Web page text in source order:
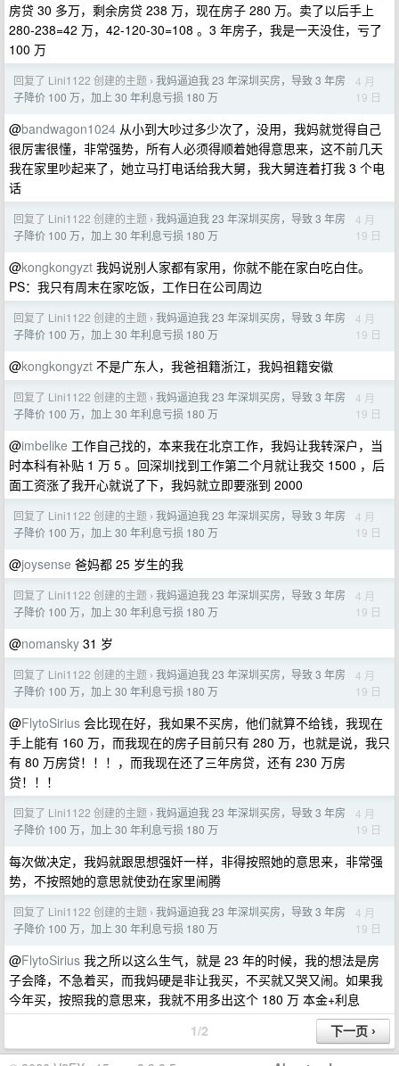
房贷 30 多万，剩余房贷 238 万，现在房子 280 万。卖了以后手上
280-238=42 万，42-120-30=108 。3 年房子，我是一天没住，亏了
100 万
回复了 Lini1122 创建的主题 › 我妈逼迫我 23 年深圳买房，导致 3 年房
子降价 100 万，加上 30 年利息亏损 180 万
4 月
19 日
@bandwagon1024 从小到大吵过多少次了，没用，我妈就觉得自己
很厉害很懂，非常强势，所有人必须得顺着她得意思来，这不前几天
我在家里吵起来了，她立马打电话给我大舅，我大舅连着打我 3 个电
话
回复了 Lini1122 创建的主题 › 我妈逼迫我 23 年深圳买房，导致 3 年房
子降价 100 万，加上 30 年利息亏损 180 万
4 月
19 日
@kongkongyzt 我妈说别人家都有家用，你就不能在家白吃白住。
PS：我只有周末在家吃饭，工作日在公司周边
回复了 Lini1122 创建的主题 › 我妈逼迫我 23 年深圳买房，导致 3 年房
子降价 100 万，加上 30 年利息亏损 180 万
4 月
19 日
@kongkongyzt 不是广东人，我爸祖籍浙江，我妈祖籍安徽
回复了 Lini1122 创建的主题 › 我妈逼迫我 23 年深圳买房，导致 3 年房
子降价 100 万，加上 30 年利息亏损 180 万
4 月
19 日
@imbelike 工作自己找的，本来我在北京工作，我妈让我转深户，当
时本科有补贴 1 万 5 。回深圳找到工作第二个月就让我交 1500 ，后
面工资涨了我开心就说了下，我妈就立即要涨到 2000
回复了 Lini1122 创建的主题 › 我妈逼迫我 23 年深圳买房，导致 3 年房
子降价 100 万，加上 30 年利息亏损 180 万
4 月
19 日
@joysense 爸妈都 25 岁生的我
回复了 Lini1122 创建的主题 › 我妈逼迫我 23 年深圳买房，导致 3 年房
子降价 100 万，加上 30 年利息亏损 180 万
4 月
19 日
@nomansky 31 岁
回复了 Lini1122 创建的主题 › 我妈逼迫我 23 年深圳买房，导致 3 年房
子降价 100 万，加上 30 年利息亏损 180 万
4 月
19 日
@FlytoSirius 会比现在好，我如果不买房，他们就算不给钱，我现在
手上能有 160 万，而我现在的房子目前只有 280 万，也就是说，我只
有 80 万房贷！！！，而我现在还了三年房贷，还有 230 万房
贷！！！
回复了 Lini1122 创建的主题 › 我妈逼迫我 23 年深圳买房，导致 3 年房
子降价 100 万，加上 30 年利息亏损 180 万
4 月
19 日
每次做决定，我妈就跟思想强奸一样，非得按照她的意思来，非常强
势，不按照她的意思就使劲在家里闹腾
回复了 Lini1122 创建的主题 › 我妈逼迫我 23 年深圳买房，导致 3 年房
子降价 100 万，加上 30 年利息亏损 180 万
4 月
19 日
@FlytoSirius 我之所以这么生气，就是 23 年的时候，我的想法是房
子会降，不急着买，而我妈硬是非让我买，不买就又哭又闹。如果我
今年买，按照我的意思来，我就不用多出这个 180 万 本金+利息
1/2